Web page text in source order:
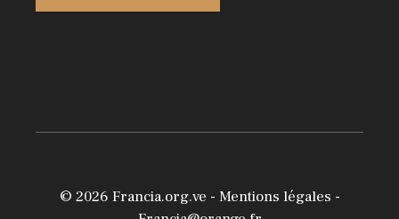
© 2026 Francia.org.ve - Mentions légales -